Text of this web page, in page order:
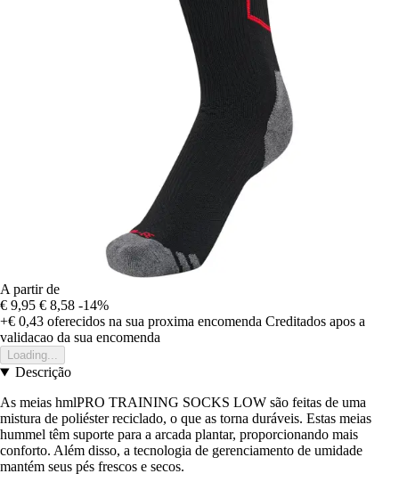
A partir de
€ 9,95 € 8,58 -14%
+€ 0,43 oferecidos na sua proxima encomenda Creditados apos a
validacao da sua encomenda
Loading...
Descrição
As meias hmlPRO TRAINING SOCKS LOW são feitas de uma
mistura de poliéster reciclado, o que as torna duráveis. Estas meias
hummel têm suporte para a arcada plantar, proporcionando mais
conforto. Além disso, a tecnologia de gerenciamento de umidade
mantém seus pés frescos e secos.